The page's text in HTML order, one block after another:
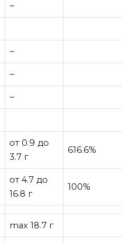
~
~
~
~
от 0.9 до
3.7 г
616.6%
от 4.7 до
16.8 г
100%
max 18.7 г